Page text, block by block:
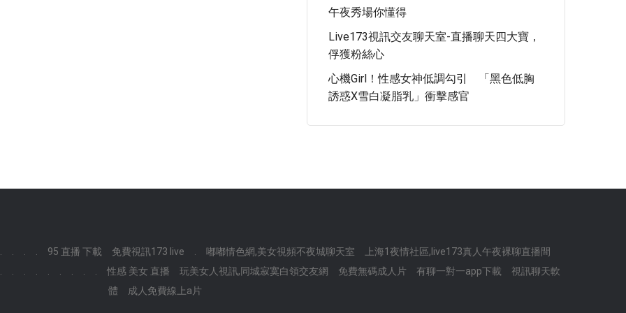
午夜秀場你懂得
Live173視訊交友聊天室-直播聊天四大寶，
俘獲粉絲心
心機Girl！性感女神低調勾引 「黑色低胸
誘惑X雪白凝脂乳」衝擊感官
95 直播 下載 免費視訊173 live 嘟嘟情色網,美女視頻不夜城聊天室
上海1夜情社區,live173真人午夜裸聊直播間
性感 美女 直播 玩美女人視訊,同城寂寞白領交友網 免費無碼成人片 有聊一對一app下載
視訊聊天軟
體
成人免費線上a片